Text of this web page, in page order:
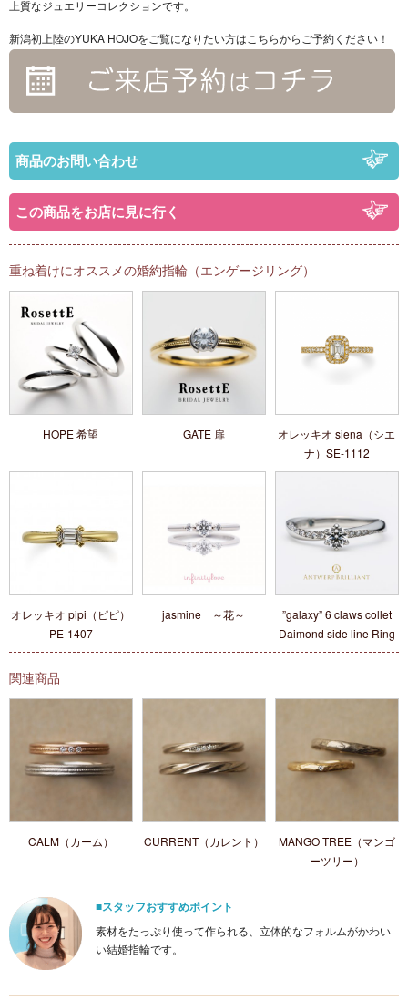
上質なジュエリーコレクションです。
新潟初上陸のYUKA HOJOをご覧になりたい方はこちらからご予約ください！
商品のお問い合わせ
この商品をお店に見に行く
重ね着けにオススメの婚約指輪（エンゲージリング）
HOPE 希望 GATE 扉
オレッキオ siena（シエ
ナ）SE‐1112
オレッキオ pipi（ピピ）
PE‐1407
jasmine ～花～
”galaxy” 6 claws collet
Daimond side line Ring
関連商品
CALM（カーム） CURRENT（カレント）
MANGO TREE（マンゴ
ーツリー）
■スタッフおすすめポイント
素材をたっぷり使って作られる、立体的なフォルムがかわい
い結婚指輪です。